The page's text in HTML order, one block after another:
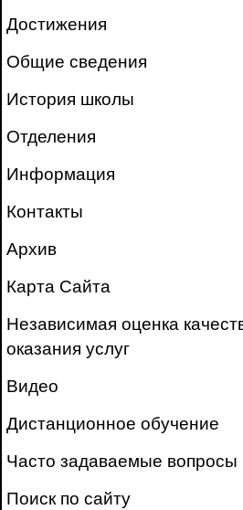
Достижения
Общие сведения
История школы
Отделения
Информация
Контакты
Архив
Карта Сайта
Независимая оценка
оказания услуг
Видео
Дистанционное обучение
Часто задаваемые вопросы
Поиск по сайту